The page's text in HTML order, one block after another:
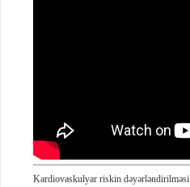
Kardiovaskulyar riskin dəyərləndirilməsi